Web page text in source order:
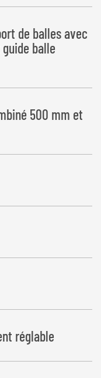
de balles avec
balle
500 mm et
réglable